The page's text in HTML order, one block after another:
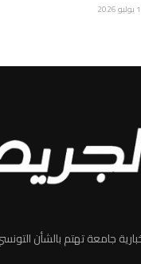
جامعة تهتم بالشأن